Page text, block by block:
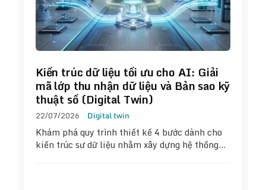
Kiến trúc dữ liệu tối ưu cho AI: Giải
mã lớp thu nhận dữ liệu và Bản sao kỹ
thuật số (Digital Twin)
22/07/2026 Digital twin
Khám phá quy trình thiết kế 4 bước dành cho
kiến trúc sư dữ liệu nhằm xây dựng hệ thống…